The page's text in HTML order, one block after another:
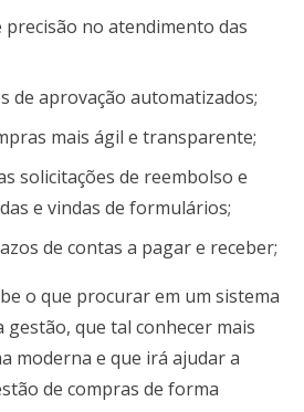
precisão no atendimento das
de aprovação automatizados;
mais ágil e transparente;
solicitações de reembolso e
e vindas de formulários;
de contas a pagar e receber;
o que procurar em um sistema
que tal conhecer mais
moderna e que irá ajudar a
de compras de forma